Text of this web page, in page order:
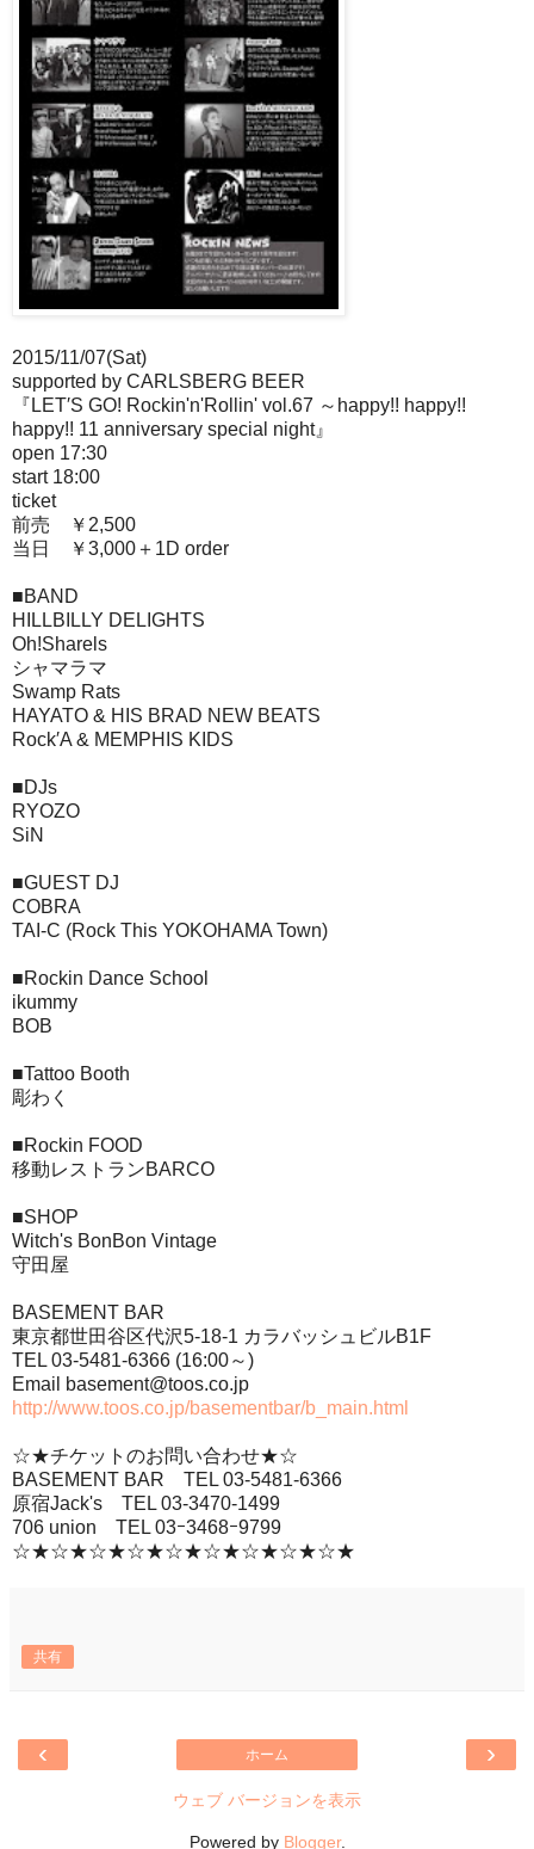
2015/11/07(Sat)
supported by CARLSBERG BEER
『LET′S GO! Rockin'n'Rollin' vol.67 ～happy!! happy!!
happy!! 11 anniversary special night』
open 17:30
start 18:00
ticket
前売 ￥2,500
当日 ￥3,000＋1D order
■BAND
HILLBILLY DELIGHTS
Oh!Sharels
シャマラマ
Swamp Rats
HAYATO & HIS BRAD NEW BEATS
Rock′A & MEMPHIS KIDS
■DJs
RYOZO
SiN
■GUEST DJ
COBRA
TAI-C (Rock This YOKOHAMA Town)
■Rockin Dance School
ikummy
BOB
■Tattoo Booth
彫わく
■Rockin FOOD
移動レストランBARCO
■SHOP
Witch's BonBon Vintage
守田屋
BASEMENT BAR
東京都世田谷区代沢5-18-1 カラバッシュビルB1F
TEL 03-5481-6366 (16:00～)
Email basement@toos.co.jp
http://www.toos.co.jp/basementbar/b_main.html
☆★チケットのお問い合わせ★☆
BASEMENT BAR TEL 03-5481-6366
原宿Jack's TEL 03-3470-1499
706 union TEL 03ｰ3468ｰ9799
☆★☆★☆★☆★☆★☆★☆★☆★☆★
共有
‹ ›
ホーム
ウェブ バージョンを表示
Powered by Blogger.